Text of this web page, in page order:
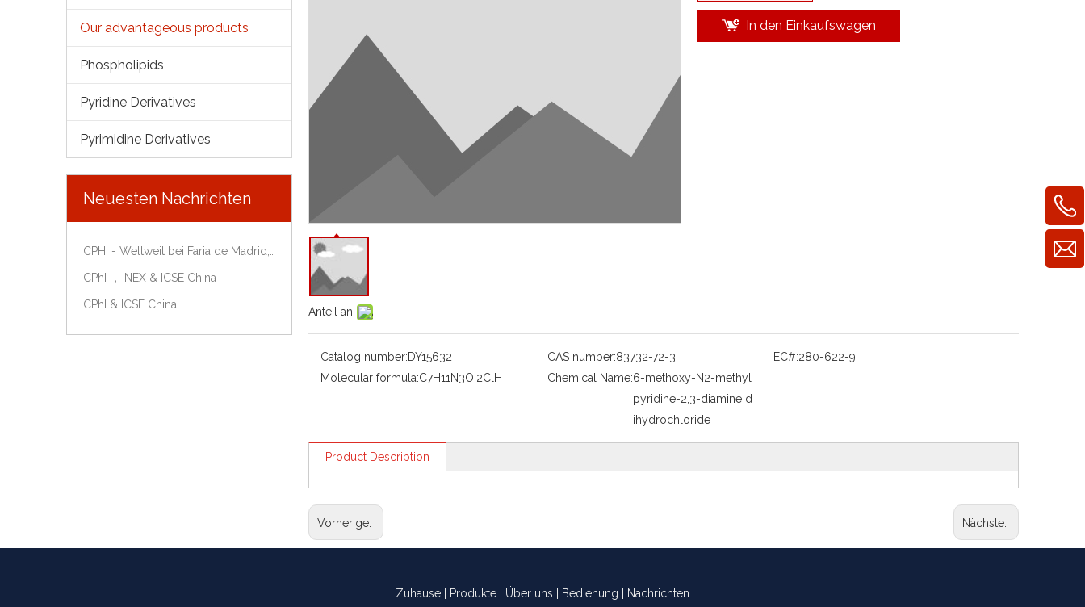
Our advantageous products
Phospholipids
Pyridine Derivatives
Pyrimidine Derivatives
Neuesten Nachrichten
CPhI ， NEX & ICSE China
CPhI & ICSE China
Anteil an:
In den Einkaufswagen
Catalog number:DY15632 CAS number:83732-72-3 EC#:280-622-9
Molecular formula:C7H11N3O.2ClH Chemical Name:6-methoxy-N2-methyl
pyridine-2,3-diamine d
ihydrochloride
Product Description
Vorherige: Nächste:
Zuhause Produkte Über uns Bedienung Nachrichten